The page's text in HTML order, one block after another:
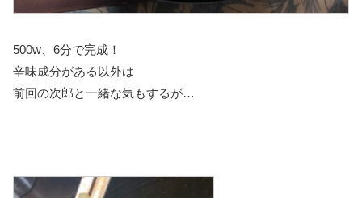
500w、6分で完成！
辛味成分がある以外は
前回の次郎と一緒な気もするが…